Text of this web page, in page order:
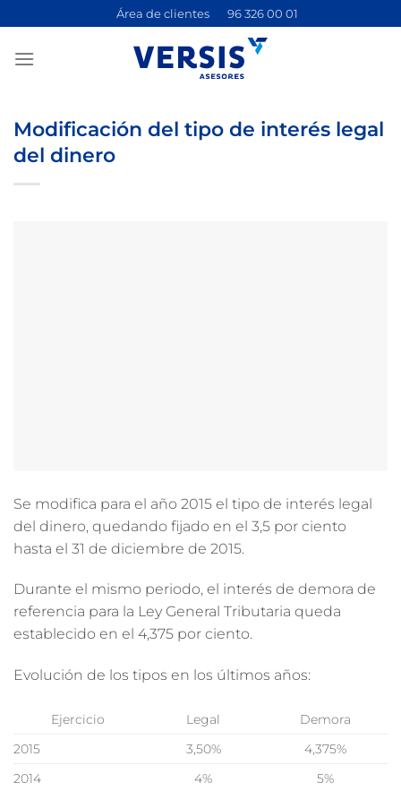
contenido
Área de clientes 96 326 00 01
Modificación del tipo de interés legal
del dinero
Se modifica para el año 2015 el tipo de interés legal
del dinero, quedando fijado en el 3,5 por ciento
hasta el 31 de diciembre de 2015.
Durante el mismo periodo, el interés de demora de
referencia para la Ley General Tributaria queda
establecido en el 4,375 por ciento.
Evolución de los tipos en los últimos años:
Ejercicio Legal
Demora
2015
3,50%
4,375%
2014
4%
5%